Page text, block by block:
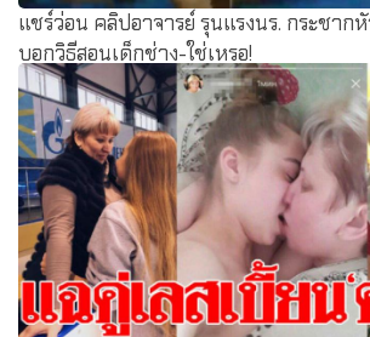
แชร์ว่อน คลิปอาจารย์ รุนแรงนร. กระชาก
บอกวิธีสอนเด็กช่าง-ใช่เหรอ!